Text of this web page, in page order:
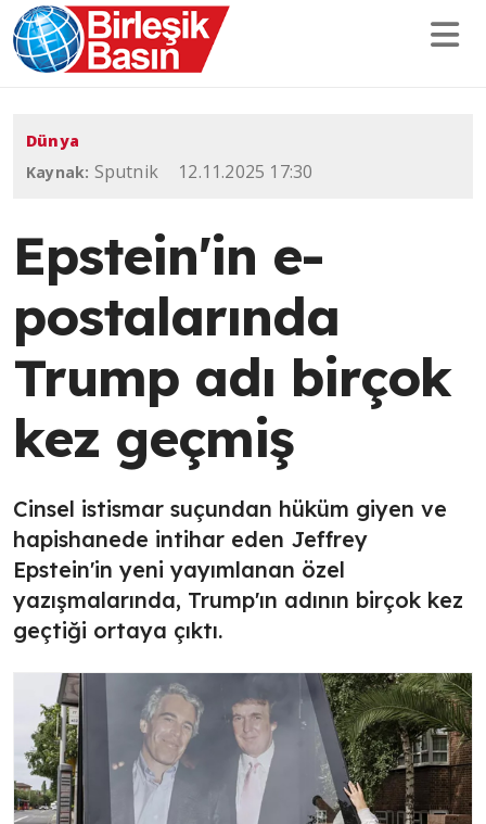
Dünya
Kaynak: Sputnik 12.11.2025 17:30
Epstein'in e-
postalarında
Trump adı birçok
kez geçmiş
Cinsel istismar suçundan hüküm giyen ve
hapishanede intihar eden Jeffrey
Epstein'in yeni yayımlanan özel
yazışmalarında, Trump'ın adının birçok kez
geçtiği ortaya çıktı.